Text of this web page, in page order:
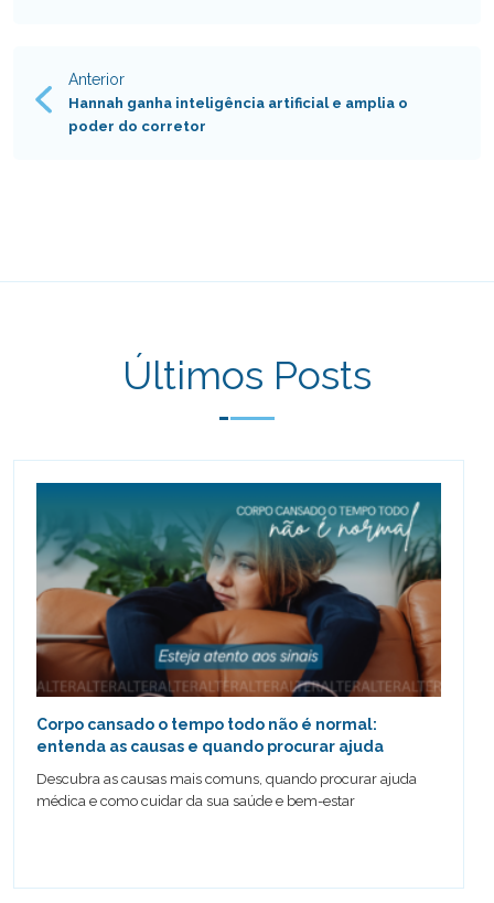
Anterior
Hannah ganha inteligência artificial e amplia o
poder do corretor
Últimos Posts
Corpo cansado o tempo todo não é normal:
entenda as causas e quando procurar ajuda
Descubra as causas mais comuns, quando procurar ajuda
médica e como cuidar da sua saúde e bem-estar